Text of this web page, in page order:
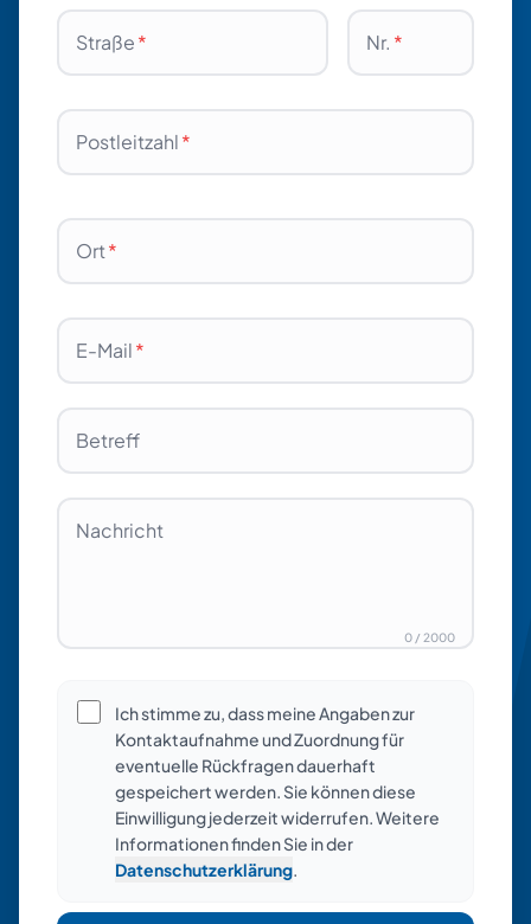
Straße* Nr. *
Postleitzahl*
Ort*
E-Mail*
Betreff
Nachricht
0 / 2000
Ich stimme zu, dass meine Angaben zur
Kontaktaufnahme und Zuordnung für
eventuelle Rückfragen dauerhaft
gespeichert werden. Sie können diese
Einwilligung jederzeit widerrufen. Weitere
Informationen finden Sie in der
Datenschutzerklärung.